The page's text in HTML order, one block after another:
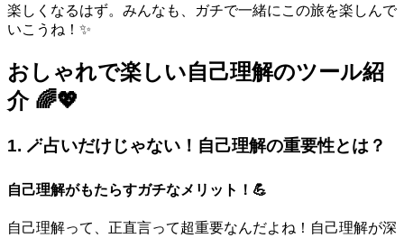
楽しくなるはず。みんなも、ガチで一緒にこの旅を楽しんで
いこうね！✨
おしゃれで楽しい自己理解のツール紹
介 🌈💖
1. 🪄占いだけじゃない！自己理解の重要性とは？
自己理解がもたらすガチなメリット！💪
自己理解って、正直言って超重要なんだよね！自己理解が深